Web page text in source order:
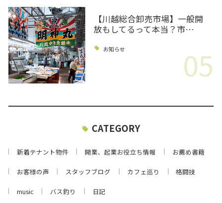
【川越総合卸売市場】一般開
放もしてるって本当？市…
お知らせ 05
CATEGORY
新着テナント物件 開業、起業お役立ち情報 お薦め書籍
お客様の声 スタッフブログ カフェ巡り 格闘技
music バス釣り 日記